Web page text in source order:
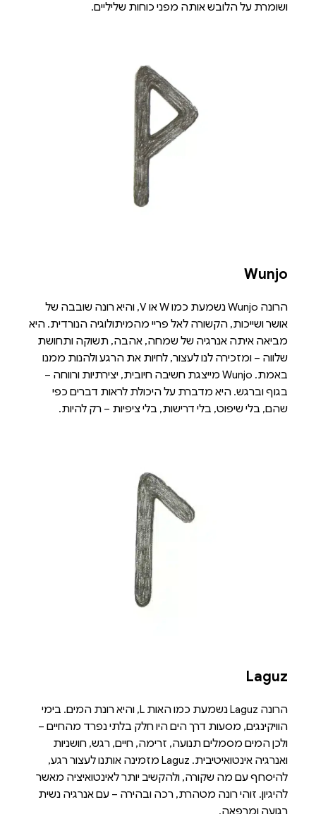
ושומרת על הלובש אותה מפני כוחות שליליים.
Wunjo
הרונה Wunjo נשמעת כמו W או V, והיא רונה שובבה של
אושר ושייכות, הקשורה לאל פריי מהמיתולוגיה הנורדית. היא
מביאה איתה אנרגיה של שמחה, אהבה, תשוקה ותחושת
שלווה – ומזכירה לנו לעצור, לחיות את הרגע ולהנות ממנו
באמת. Wunjo מייצגת חשיבה חיובית, יצירתיות ורווחה –
בגוף וברגש. היא מדברת על היכולת לראות דברים כפי
שהם, בלי שיפוט, בלי דרישות, בלי ציפיות – רק להיות.
Laguz
הרונה Laguz נשמעת כמו האות L, והיא רונת המים. בימי
הוויקינגים, מסעות דרך הים היו חלק בלתי נפרד מהחיים –
ולכן המים מסמלים תנועה, זרימה, חיים, רגש, חושניות
ואנרגיה אינטואיטיבית. Laguz מזמינה אותנו לעצור רגע,
להיסחף עם מה שקורה, ולהקשיב יותר לאינטואיציה מאשר
להיגיון. זוהי רונה מטהרת, רכה ובהירה – עם אנרגיה נשית
רגועה ומרפאה.